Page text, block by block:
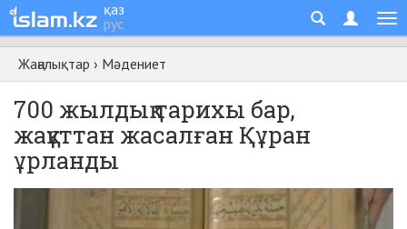
қаз
рус
Жаңалықтар › Мәдениет
700 жылдық тарихы бар,
жақұттан жасалған Құран
ұрланды